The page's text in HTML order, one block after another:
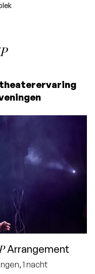
Arrangement
1 nacht
de